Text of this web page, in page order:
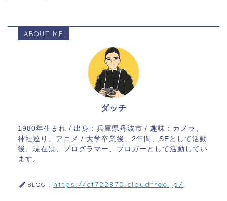
ABOUT ME
ダッチ
1980年生まれ / 出身：兵庫県丹波市 / 趣味：カメラ、
神社巡り、アニメ / 大学卒業後、2年間、SEとして活動
後、現在は、プログラマー、ブロガーとして活動してい
ます。
BLOG： https://cf722870.cloudfree.jp/